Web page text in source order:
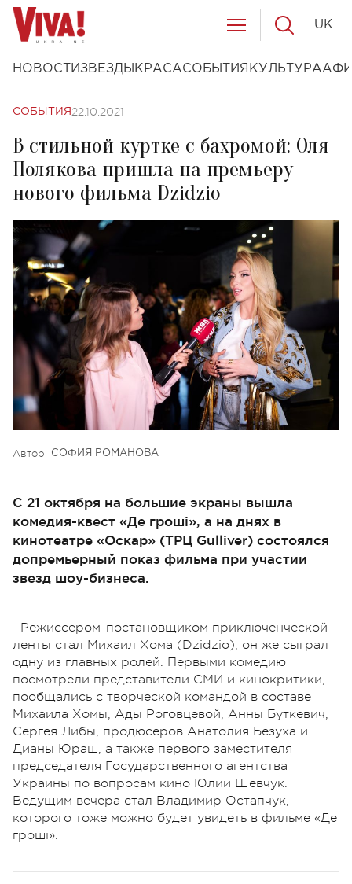
НОВОСТИ ЗВЕЗДЫ КРАСАСОБЫТИЯ КУЛЬТУРА
UK
СОБЫТИЯ 22.10.2021
В стильной куртке с бахромой: Оля
Полякова пришла на премьеру
нового фильма Dzidzio
Автор: СОФИЯ РОМАНОВА
С 21 октября на большие экраны вышла
комедия-квест «Де гроші», а на днях в
кинотеатре «Оскар» (ТРЦ Gulliver) состоялся
допремьерный показ фильма при участии
звезд шоу-бизнеса.
Режиссером-постановщиком приключенческой
ленты стал Михаил Хома (Dzidzio), он же сыграл
одну из главных ролей. Первыми комедию
посмотрели представители СМИ и кинокритики,
пообщались с творческой командой в составе
Михаила Хомы, Ады Роговцевой, Анны Буткевич,
Сергея Либы, продюсеров Анатолия Безуха и
Дианы Юраш, а также первого заместителя
председателя Государственного агентства
Украины по вопросам кино Юлии Шевчук.
Ведущим вечера стал Владимир Остапчук,
которого тоже можно будет увидеть в фильме «Де
гроші».